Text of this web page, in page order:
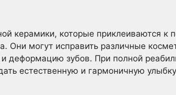
керамики, которые приклеиваются к
Они могут исправить различные
деформацию зубов. При полной
естественную и гармоничную